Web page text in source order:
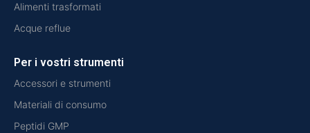
Alimenti trasformati
Acque reflue
Per i vostri strumenti
Accessori e strumenti
Materiali di consumo
Peptidi GMP